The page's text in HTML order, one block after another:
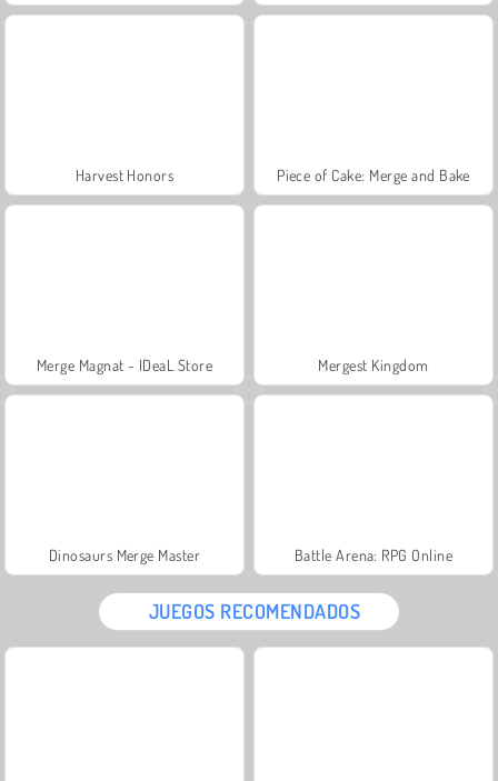
Harvest Honors Piece of Cake: Merge and Bake
Merge Magnat - IDeaL Store Mergest Kingdom
Dinosaurs Merge Master Battle Arena: RPG Online
JUEGOS RECOMENDADOS